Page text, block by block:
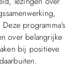
programma’s
over belangrijke
bij positieve